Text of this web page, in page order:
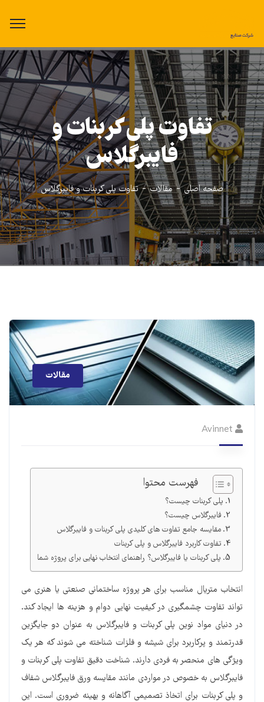
تفاوت پلی کربنات و
فایبرگلاس
صفحه اصلی مقالات تفاوت پلی کربنات و فایبرگلاس
مقالات
Avinnet
فهرست محتوا
پلی کربنات چیست؟
فایبرگلاس چیست؟
مقایسه جامع تفاوت های کلیدی پلی کربنات و فایبرگلاس
تفاوت کاربرد فایبرگلاس و پلی کربنات
پلی کربنات یا فایبرگلاس؟ راهنمای انتخاب نهایی برای پروژه شما
انتخاب متریال مناسب برای هر پروژه ساختمانی صنعتی یا هنری می
تواند تفاوت چشمگیری در کیفیت نهایی دوام و هزینه ها ایجاد کند.
در دنیای مواد نوین پلی کربنات و فایبرگلاس به عنوان دو جایگزین
قدرتمند و پرکاربرد برای شیشه و فلزات شناخته می شوند که هر یک
ویژگی های منحصر به فردی دارند. شناخت دقیق تفاوت پلی کربنات و
فایبرگلاس به خصوص در مواردی مانند مقایسه ورق فایبرگلاس شفاف
و پلی کربنات برای اتخاذ تصمیمی آگاهانه و بهینه ضروری است. این